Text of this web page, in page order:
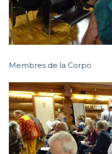
Membres de la Corpo